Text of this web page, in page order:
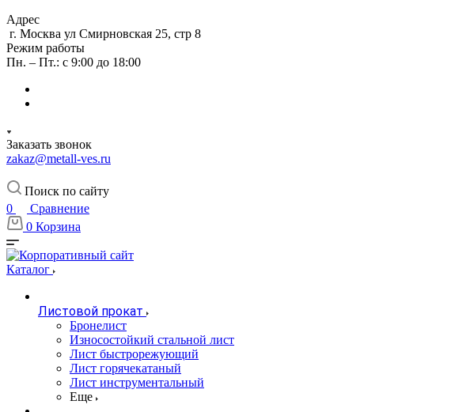
Адрес
г. Москва ул Смирновская 25, стр 8
Режим работы
Пн. – Пт.: с 9:00 до 18:00
Заказать звонок
zakaz@metall-ves.ru
Поиск по сайту
0
Сравнение
0 Корзина
Каталог
Листовой прокат
Бронелист
Износостойкий стальной лист
Лист быстрорежующий
Лист горячекатаный
Лист инструментальный
Еще